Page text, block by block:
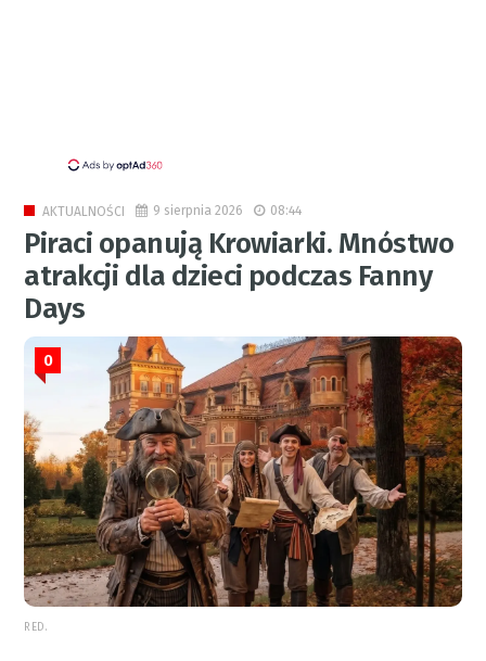
AKTUALNOŚCI 9 sierpnia 2026 08:44
Piraci opanują Krowiarki. Mnóstwo
atrakcji dla dzieci podczas Fanny
Days
0
RED.